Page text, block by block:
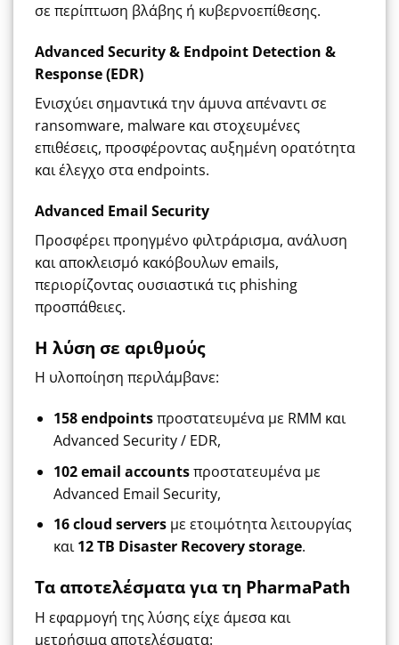
σε περίπτωση βλάβης ή κυβερνοεπίθεσης.
Advanced Security & Endpoint Detection &
Response (EDR)
Ενισχύει σημαντικά την άμυνα απέναντι σε
ransomware, malware και στοχευμένες
επιθέσεις, προσφέροντας αυξημένη ορατότητα
και έλεγχο στα endpoints.
Advanced Email Security
Προσφέρει προηγμένο φιλτράρισμα, ανάλυση
και αποκλεισμό κακόβουλων emails,
περιορίζοντας ουσιαστικά τις phishing
προσπάθειες.
Η λύση σε αριθμούς
Η υλοποίηση περιλάμβανε:
158 endpointsπροστατευμένα με RMM και
Advanced Security / EDR,
102 email accountsπροστατευμένα με
Advanced Email Security,
16 cloud serversμε ετοιμότητα λειτουργίας
και12 TB Disaster Recovery storage.
Τα αποτελέσματα για τη PharmaPath
Η εφαρμογή της λύσης είχε άμεσα και
μετρήσιμα αποτελέσματα: